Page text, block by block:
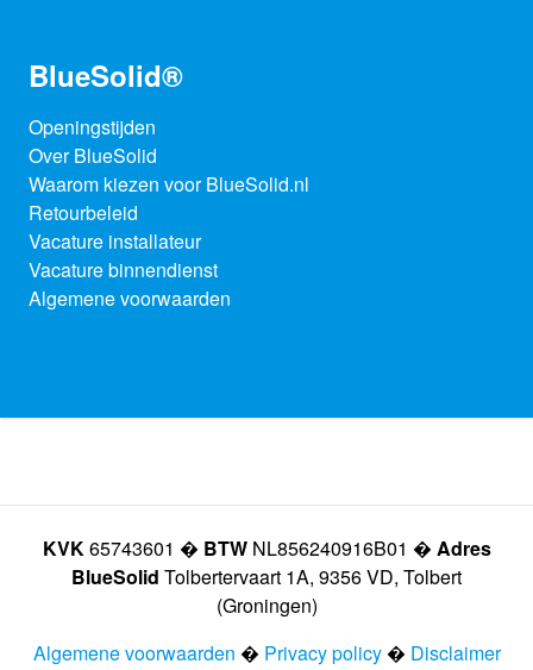
BlueSolid®
Openingstijden
Over BlueSolid
Waarom kiezen voor BlueSolid.nl
Retourbeleid
Vacature installateur
Vacature binnendienst
Algemene voorwaarden
KVK65743601 � BTWNL856240916B01 � Adres
BlueSolid Tolbertervaart 1A, 9356 VD, Tolbert
(Groningen)
Algemene voorwaarden � Privacy policy� Disclaimer